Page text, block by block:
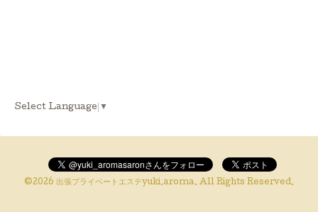
Select Language ▼
©2026 出張プライベートエステyuki.aroma. All Rights Reserved.